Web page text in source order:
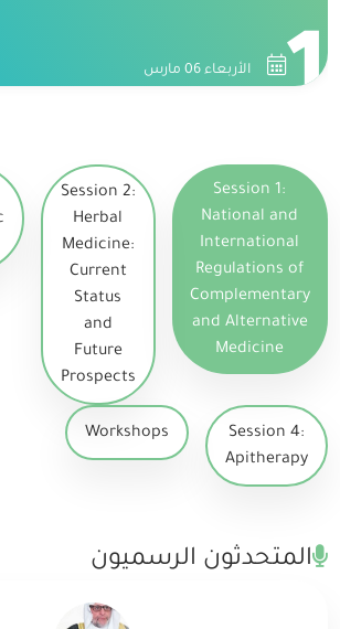
1 الأربعاء 06 مارس
Session 1:
National and
International
Regulations of
Complementary
and Alternative
Medicine
Session 2:
Herbal
Medicine:
Current
Status
and
Future
Prospects
Session 4:
Apitherapy
Workshops
المتحدثون الرسميون